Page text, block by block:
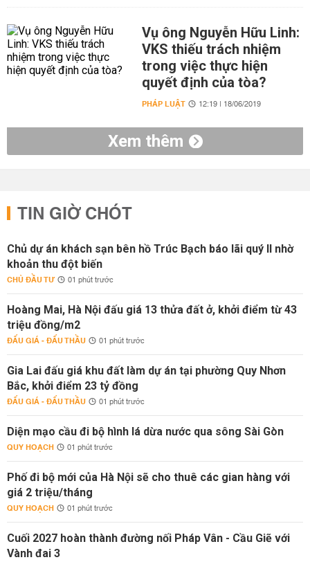
Vụ ông Nguyễn Hữu Linh:
VKS thiếu trách nhiệm
trong việc thực hiện
quyết định của tòa?
PHÁP LUẬT 12:19 | 18/06/2019
Xem thêm
TIN GIỜ CHÓT
Chủ dự án khách sạn bên hồ Trúc Bạch báo lãi quý II nhờ
khoản thu đột biến
CHỦ ĐẦU TƯ 01 phút trước
Hoàng Mai, Hà Nội đấu giá 13 thửa đất ở, khởi điểm từ 43
triệu đồng/m2
ĐẤU GIÁ - ĐẤU THẦU 01 phút trước
Gia Lai đấu giá khu đất làm dự án tại phường Quy Nhơn
Bắc, khởi điểm 23 tỷ đồng
ĐẤU GIÁ - ĐẤU THẦU 01 phút trước
Diện mạo cầu đi bộ hình lá dừa nước qua sông Sài Gòn
QUY HOẠCH 01 phút trước
Phố đi bộ mới của Hà Nội sẽ cho thuê các gian hàng với
giá 2 triệu/tháng
QUY HOẠCH 01 phút trước
Cuối 2027 hoàn thành đường nối Pháp Vân - Cầu Giẽ với
Vành đai 3